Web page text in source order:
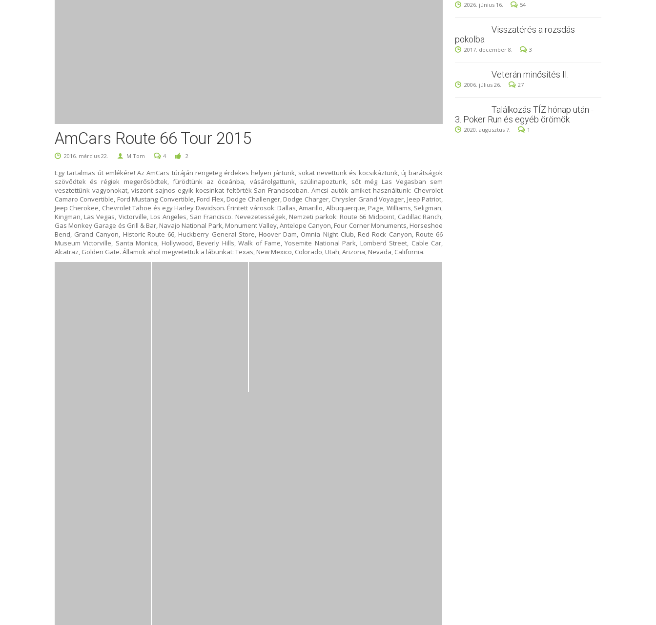
AmCars Route 66 Tour 2015
2016. március 22. M.Tom 4 2
Egy tartalmas út emlékére! Az AmCars túráján rengeteg érdekes helyen jártunk, sokat nevettünk és kocsikáztunk, új barátságok
szövődtek és régiek megerősödtek, fürödtünk az óceánba, vásárolgattunk, szülinapoztunk, sőt még Las Vegasban sem
vesztettünk vagyonokat, viszont sajnos egyik kocsinkat feltörték San Franciscoban. Amcsi autók amiket használtunk: Chevrolet
Camaro Convertible, Ford Mustang Convertible, Ford Flex, Dodge Challenger, Dodge Charger, Chrysler Grand Voyager, Jeep Patriot,
Jeep Cherokee, Chevrolet Tahoe és egy Harley Davidson. Érintett városok: Dallas, Amarillo, Albuquerque, Page, Williams, Seligman,
Kingman, Las Vegas, Victorville, Los Angeles, San Francisco. Nevezetességek, Nemzeti parkok: Route 66 Midpoint, Cadillac Ranch,
Gas Monkey Garage és Grill & Bar, Navajo National Park, Monument Valley, Antelope Canyon, Four Corner Monuments, Horseshoe
Bend, Grand Canyon, Historic Route 66, Huckberry General Store, Hoover Dam, Omnia Night Club, Red Rock Canyon, Route 66
Museum Victorville, Santa Monica, Hollywood, Beverly Hills, Walk of Fame, Yosemite National Park, Lomberd Street, Cable Car,
Alcatraz, Golden Gate. Államok ahol megvetettük a lábunkat: Texas, New Mexico, Colorado, Utah, Arizona, Nevada, California.
2026. június 16. 54
Visszatérés a rozsdás
pokolba
2017. december 8. 3
Veterán minősítés II.
2006. július 26. 27
Találkozás TÍZ hónap után -
3. Poker Run és egyéb örömök
2020. augusztus 7. 1